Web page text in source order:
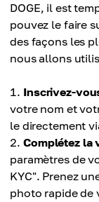
DOGE, il est
pouvez le faire
des façons les
nous allons
Inscrivez-
votre nom et
le directement
Complétez la
paramètres de
KYC". Prenez
photo rapide de